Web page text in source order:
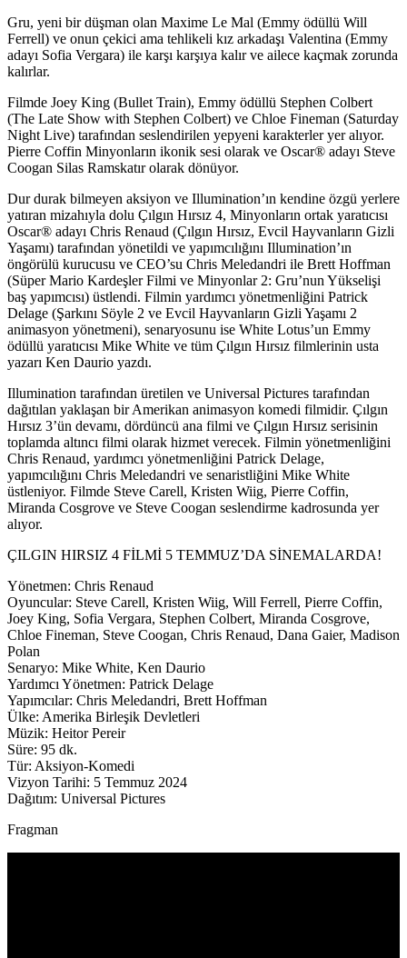
Gru, yeni bir düşman olan Maxime Le Mal (Emmy ödüllü Will
Ferrell) ve onun çekici ama tehlikeli kız arkadaşı Valentina (Emmy
adayı Sofia Vergara) ile karşı karşıya kalır ve ailece kaçmak zorunda
kalırlar.
Filmde Joey King (Bullet Train), Emmy ödüllü Stephen Colbert
(The Late Show with Stephen Colbert) ve Chloe Fineman (Saturday
Night Live) tarafından seslendirilen yepyeni karakterler yer alıyor.
Pierre Coffin Minyonların ikonik sesi olarak ve Oscar® adayı Steve
Coogan Silas Ramskatır olarak dönüyor.
Dur durak bilmeyen aksiyon ve Illumination’ın kendine özgü yerlere
yatıran mizahıyla dolu Çılgın Hırsız 4, Minyonların ortak yaratıcısı
Oscar® adayı Chris Renaud (Çılgın Hırsız, Evcil Hayvanların Gizli
Yaşamı) tarafından yönetildi ve yapımcılığını Illumination’ın
öngörülü kurucusu ve CEO’su Chris Meledandri ile Brett Hoffman
(Süper Mario Kardeşler Filmi ve Minyonlar 2: Gru’nun Yükselişi
baş yapımcısı) üstlendi. Filmin yardımcı yönetmenliğini Patrick
Delage (Şarkını Söyle 2 ve Evcil Hayvanların Gizli Yaşamı 2
animasyon yönetmeni), senaryosunu ise White Lotus’un Emmy
ödüllü yaratıcısı Mike White ve tüm Çılgın Hırsız filmlerinin usta
yazarı Ken Daurio yazdı.
Illumination tarafından üretilen ve Universal Pictures tarafından
dağıtılan yaklaşan bir Amerikan animasyon komedi filmidir. Çılgın
Hırsız 3’ün devamı, dördüncü ana filmi ve Çılgın Hırsız serisinin
toplamda altıncı filmi olarak hizmet verecek. Filmin yönetmenliğini
Chris Renaud, yardımcı yönetmenliğini Patrick Delage,
yapımcılığını Chris Meledandri ve senaristliğini Mike White
üstleniyor. Filmde Steve Carell, Kristen Wiig, Pierre Coffin,
Miranda Cosgrove ve Steve Coogan seslendirme kadrosunda yer
alıyor.
ÇILGIN HIRSIZ 4 FİLMİ 5 TEMMUZ’DA SİNEMALARDA!
Yönetmen: Chris Renaud
Oyuncular: Steve Carell, Kristen Wiig, Will Ferrell, Pierre Coffin,
Joey King, Sofia Vergara, Stephen Colbert, Miranda Cosgrove,
Chloe Fineman, Steve Coogan, Chris Renaud, Dana Gaier, Madison
Polan
Senaryo: Mike White, Ken Daurio
Yardımcı Yönetmen: Patrick Delage
Yapımcılar: Chris Meledandri, Brett Hoffman
Ülke: Amerika Birleşik Devletleri
Müzik: Heitor Pereir
Süre: 95 dk.
Tür: Aksiyon-Komedi
Vizyon Tarihi: 5 Temmuz 2024
Dağıtım: Universal Pictures
Fragman